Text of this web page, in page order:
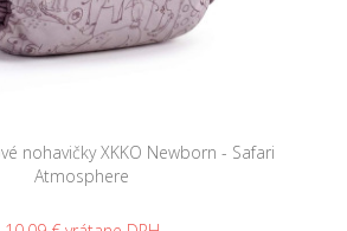
nohavičky XKKO Newborn - Safari
Atmosphere